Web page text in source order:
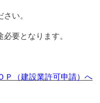
い。
要となります。
Ｐ（建設業許可申請）へ